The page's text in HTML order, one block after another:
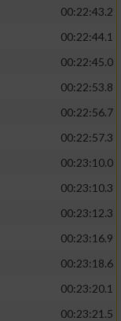
00:22:43.2
00:22:44.1
00:22:45.0
00:22:53.8
00:22:56.7
00:22:57.3
00:23:10.0
00:23:10.3
00:23:12.3
00:23:16.9
00:23:18.6
00:23:20.1
00:23:21.5